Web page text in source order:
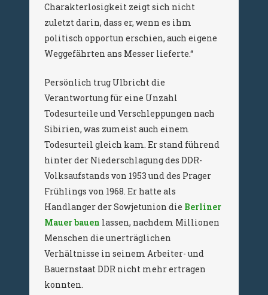
Charakterlosigkeit zeigt sich nicht
zuletzt darin, dass er, wenn es ihm
politisch opportun erschien, auch eigene
Weggefährten ans Messer lieferte.“
Persönlich trug Ulbricht die
Verantwortung für eine Unzahl
Todesurteile und Verschleppungen nach
Sibirien, was zumeist auch einem
Todesurteil gleich kam. Er stand führend
hinter der Niederschlagung des DDR-
Volksaufstands von 1953 und des Prager
Frühlings von 1968. Er hatte als
Handlanger der Sowjetunion die Berliner
Mauer bauen lassen, nachdem Millionen
Menschen die unerträglichen
Verhältnisse in seinem Arbeiter- und
Bauernstaat DDR nicht mehr ertragen
konnten.